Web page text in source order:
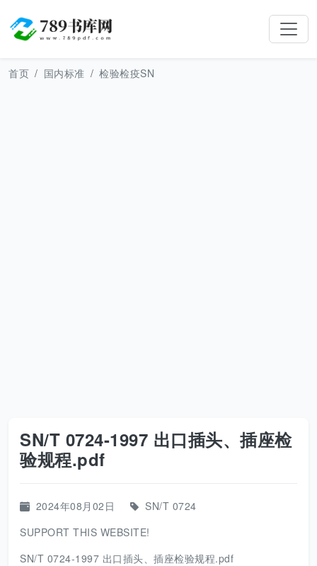
首页 国内标准 检验检疫SN
SN/T 0724-1997 出口插头、插座检
验规程.pdf
2024年08月02日
SN/T 0724
SUPPORT THIS WEBSITE!
SN/T 0724-1997 出口插头、插座检验规程.pdf